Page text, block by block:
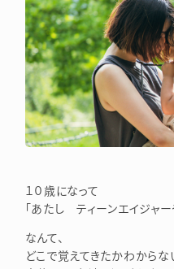
１０歳になって
「あたし ティーンエイジャ
なんて、
どこで覚えてきたかわからな